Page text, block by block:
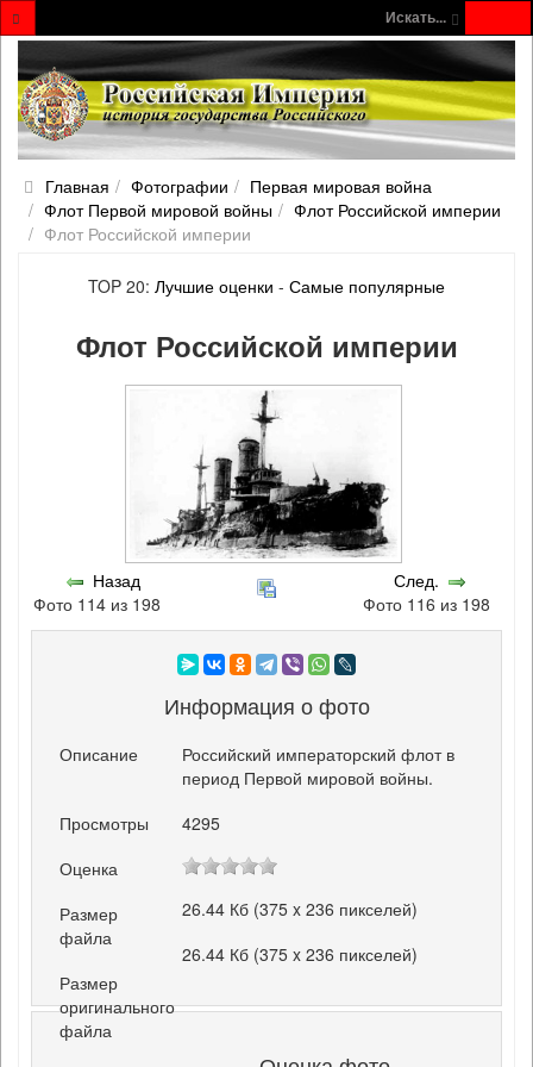
Искать...
Главная Фотографии
Первая мировая война
Флот Первой мировой войны
Флот Российской империи
Флот Российской империи
TOP 20: Лучшие оценки - Самые популярные
Флот Российской империи
Назад
Фото 114 из 198
След.
Фото 116 из 198
Информация о фото
Описание
Российский императорский флот в
период Первой мировой войны.
Просмотры
4295
Оценка
Размер
файла
26.44 Кб (375 x 236 пикселей)
Размер
оригинального
файла
26.44 Кб (375 x 236 пикселей)